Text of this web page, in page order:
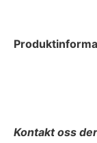
Kontakt oss